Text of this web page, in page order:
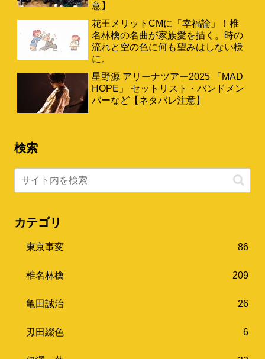
意】
花王メリットCMに「幸福論」！椎
名林檎の名曲が家族愛を描く。時の
流れと空の色に何も望みはしない様
に。
星野源 アリーナツアー2025 「MAD
HOPE」 セットリスト・バンドメン
バーなど【ネタバレ注意】
検索
カテゴリ
東京事変 86
椎名林檎 209
亀田誠治 26
刄田綴色 6